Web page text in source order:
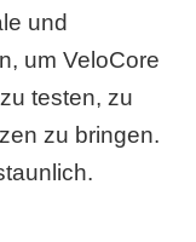
und
um VeloCore
testen, zu
zu bringen.